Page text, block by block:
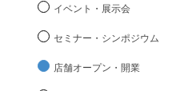
イベント・展示会
セミナー・シンポジウム
店舗オープン・開業